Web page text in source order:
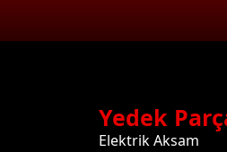
Yedek
Elektrik Aksam